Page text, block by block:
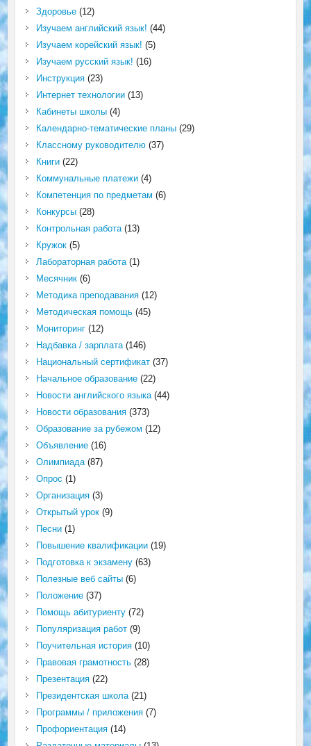
Здоровье(12)
Изучаем английский язык! (44)
Изучаем корейский язык! (5)
Изучаем русский язык! (16)
Инструкция(23)
Интернет технологии(13)
Кабинеты школы(4)
Календарно-тематические планы(29)
Классному руководителю(37)
Книги(22)
Коммунальные платежи(4)
Компетенция по предметам (6)
Конкурсы(28)
Контрольная работа(13)
Кружок(5)
Лабораторная работа(1)
Месячник(6)
Методика преподавания(12)
Методическая помощь(45)
Мониторинг(12)
Надбавка / зарплата(146)
Национальный сертификат(37)
Начальное образование(22)
Новости английского языка(44)
Новости образования(373)
Образование за рубежом (12)
Объявление(16)
Олимпиада(87)
Опрос (1)
Организация(3)
Открытый урок(9)
Песни(1)
Повышение квалификации(19)
Подготовка к экзамену(63)
Полезные веб сайты(6)
Положение(37)
Помощь абитуриенту(72)
Популяризация работ(9)
Поучительная история(10)
Правовая грамотность(28)
Презентация(22)
Президентская школа(21)
Программы / приложения(7)
Профориентация(14)